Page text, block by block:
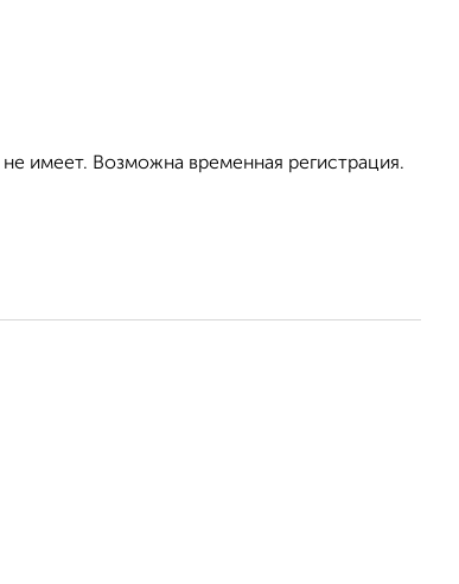
имеет. Возможна временная регистрация.